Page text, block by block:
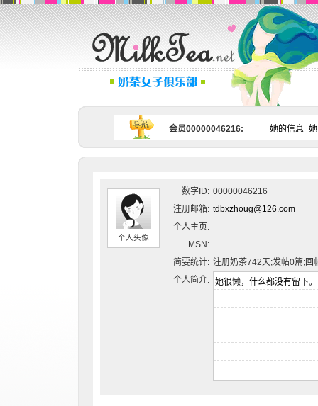
会员00000046216: 她的信息
个人头像
数字ID: 00000046216
注册邮箱: tdbxzhoug@126.com
个人主页:
MSN:
简要统计: 注册奶茶742天;发帖0篇;回
个人简介: